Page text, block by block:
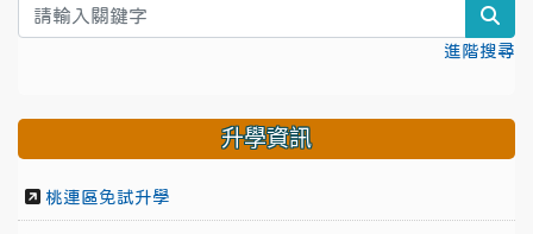
進階搜尋
升學資訊
桃連區免試升學